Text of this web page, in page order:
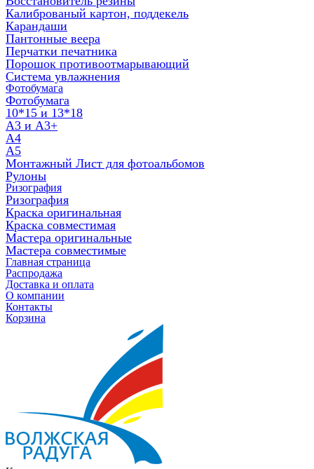
Калиброваный картон, поддекель
Карандаши
Пантонные веера
Перчатки печатника
Порошок противоотмарывающий
Система увлажнения
Фотобумага
Фотобумага
10*15 и 13*18
A3 и А3+
А4
А5
Монтажный Лист для фотоальбомов
Рулоны
Ризография
Ризография
Краска оригинальная
Краска совместимая
Мастера оригинальные
Мастера совместимые
Главная страница
Распродажа
Доставка и оплата
О компании
Контакты
Корзина